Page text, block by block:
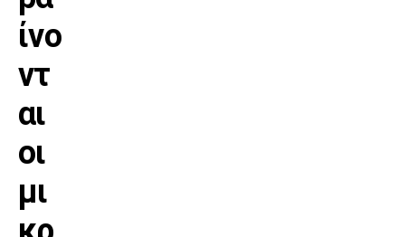
ίνο
ντ
αι
οι
μι